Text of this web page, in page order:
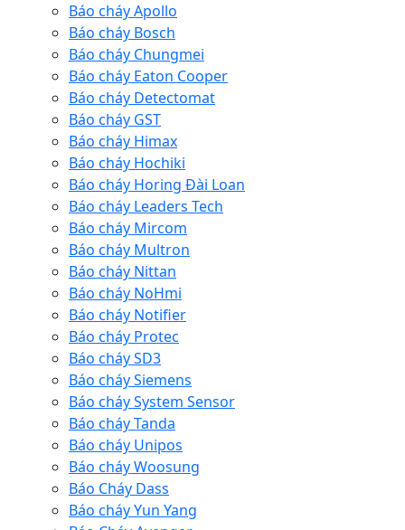
Báo cháy Apollo
Báo cháy Bosch
Báo cháy Chungmei
Báo cháy Eaton Cooper
Báo cháy Detectomat
Báo cháy GST
Báo cháy Himax
Báo cháy Hochiki
Báo cháy Horing Đài Loan
Báo cháy Leaders Tech
Báo cháy Mircom
Báo cháy Multron
Báo cháy Nittan
Báo cháy NoHmi
Báo cháy Notifier
Báo cháy Protec
Báo cháy SD3
Báo cháy Siemens
Báo cháy System Sensor
Báo cháy Tanda
Báo cháy Unipos
Báo cháy Woosung
Báo Cháy Dass
Báo cháy Yun Yang